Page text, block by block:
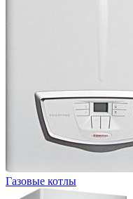
Газовые котлы